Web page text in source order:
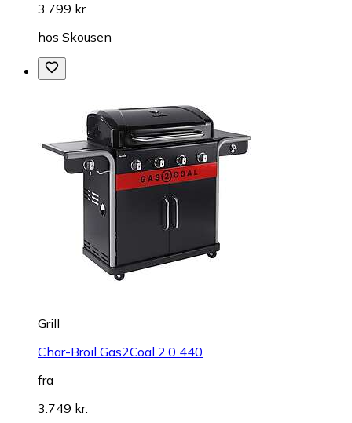
3.799 kr.
hos Skousen
Grill
Char-Broil Gas2Coal 2.0 440
fra
3.749 kr.